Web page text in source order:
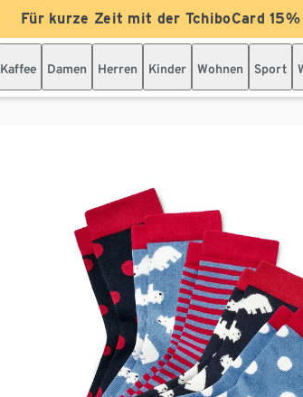
Für kurze Zeit mit der TchiboCard
Kaffee Damen Herren Kinder Wohnen Sport